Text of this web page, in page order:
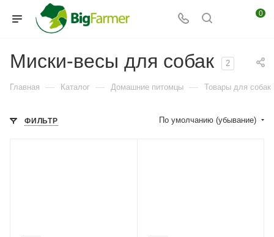
0
Миски-весы для собак 2
Главная — Каталог — Домашние питомцы — Товары для собак
ФИЛЬТР По умолчанию (убывание)